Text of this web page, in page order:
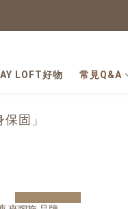
LOFT好物 常見Q&A
固」